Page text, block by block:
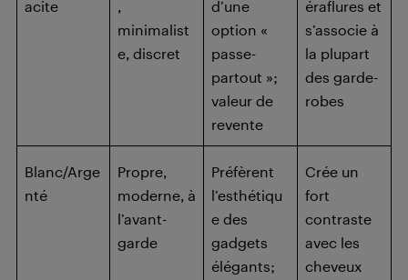
acite
,
minimalist
e, discret
d’une
option «
passe-
partout »;
valeur de
revente
éraflures et
s’associe à
la plupart
des garde-
robes
Blanc/Arge
nté
Propre,
moderne, à
l’avant-
garde
Préfèrent
l’esthétiqu
e des
gadgets
élégants;
Crée un
fort
contraste
avec les
cheveux